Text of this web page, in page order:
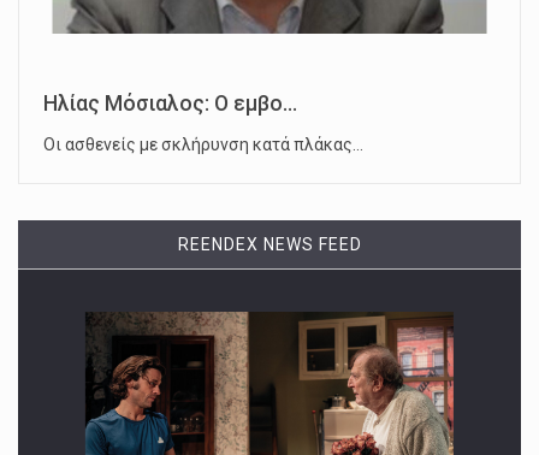
Ηλίας Μόσιαλος: Ο εμβο...
Οι ασθενείς με σκλήρυνση κατά πλάκας…
REENDEX NEWS FEED